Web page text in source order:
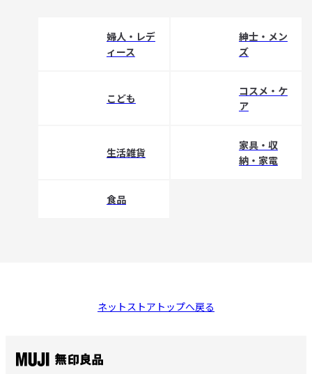
婦人・レデ
ィース
紳士・メン
ズ
こども
コスメ・ケ
ア
生活雑貨
家具・収
納・家電
食品
ネットストアトップへ戻る